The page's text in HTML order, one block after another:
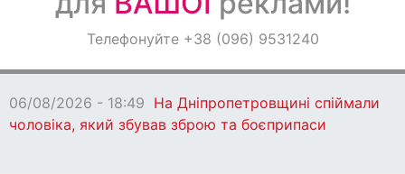
ОголошенняТелефонуйте +38 (096) 9531240
06/08/2026 - 18:47 Ворог протягом дня
бив по Дніпропетровщині: є загиблі